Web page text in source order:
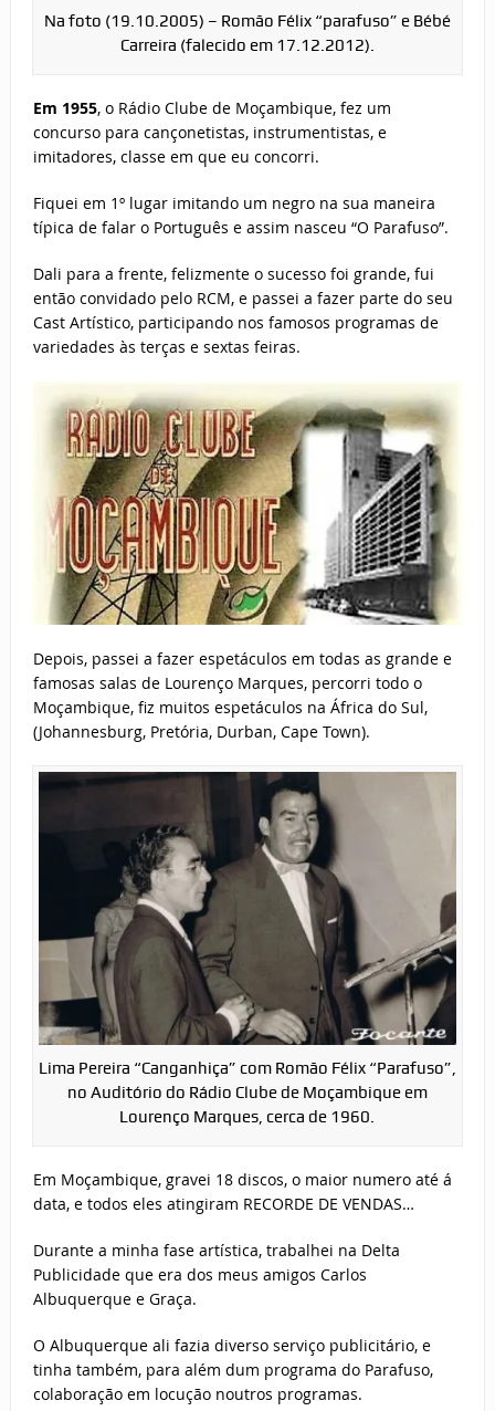
Na foto (19.10.2005) – Romão Félix “parafuso” e Bébé
Carreira (falecido em 17.12.2012).
Em 1955, o Rádio Clube de Moçambique, fez um
concurso para cançonetistas, instrumentistas, e
imitadores, classe em que eu concorri.
Fiquei em 1º lugar imitando um negro na sua maneira
típica de falar o Português e assim nasceu “O Parafuso”.
Dali para a frente, felizmente o sucesso foi grande, fui
então convidado pelo RCM, e passei a fazer parte do seu
Cast Artístico, participando nos famosos programas de
variedades às terças e sextas feiras.
Depois, passei a fazer espetáculos em todas as grande e
famosas salas de Lourenço Marques, percorri todo o
Moçambique, fiz muitos espetáculos na África do Sul,
(Johannesburg, Pretória, Durban, Cape Town).
Lima Pereira “Canganhiça” com Romão Félix “Parafuso”,
no Auditório do Rádio Clube de Moçambique em
Lourenço Marques, cerca de 1960.
Em Moçambique, gravei 18 discos, o maior numero até á
data, e todos eles atingiram RECORDE DE VENDAS…
Durante a minha fase artística, trabalhei na Delta
Publicidade que era dos meus amigos Carlos
Albuquerque e Graça.
O Albuquerque ali fazia diverso serviço publicitário, e
tinha também, para além dum programa do Parafuso,
colaboração em locução noutros programas.